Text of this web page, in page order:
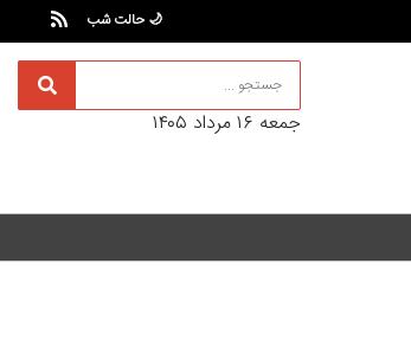
🌙 حالت شب
جمعه ۱۶ مرداد ۱۴۰۵